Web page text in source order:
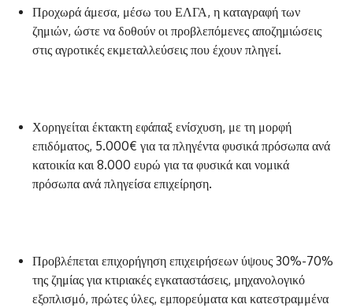
Προχωρά άμεσα, μέσω του ΕΛΓΑ, η καταγραφή των
ζημιών, ώστε να δοθούν οι προβλεπόμενες αποζημιώσεις
στις αγροτικές εκμεταλλεύσεις που έχουν πληγεί.
Χορηγείται έκτακτη εφάπαξ ενίσχυση, με τη μορφή
επιδόματος, 5.000€ για τα πληγέντα φυσικά πρόσωπα ανά
κατοικία και 8.000 ευρώ για τα φυσικά και νομικά
πρόσωπα ανά πληγείσα επιχείρηση.
Προβλέπεται επιχορήγηση επιχειρήσεων ύψους 30%-70%
της ζημίας για κτιριακές εγκαταστάσεις, μηχανολογικό
εξοπλισμό, πρώτες ύλες, εμπορεύματα και κατεστραμμένα